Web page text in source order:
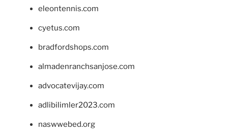
eleontennis.com
cyetus.com
bradfordshops.com
almadenranchsanjose.com
advocatevijay.com
adlibilimler2023.com
naswwebed.org